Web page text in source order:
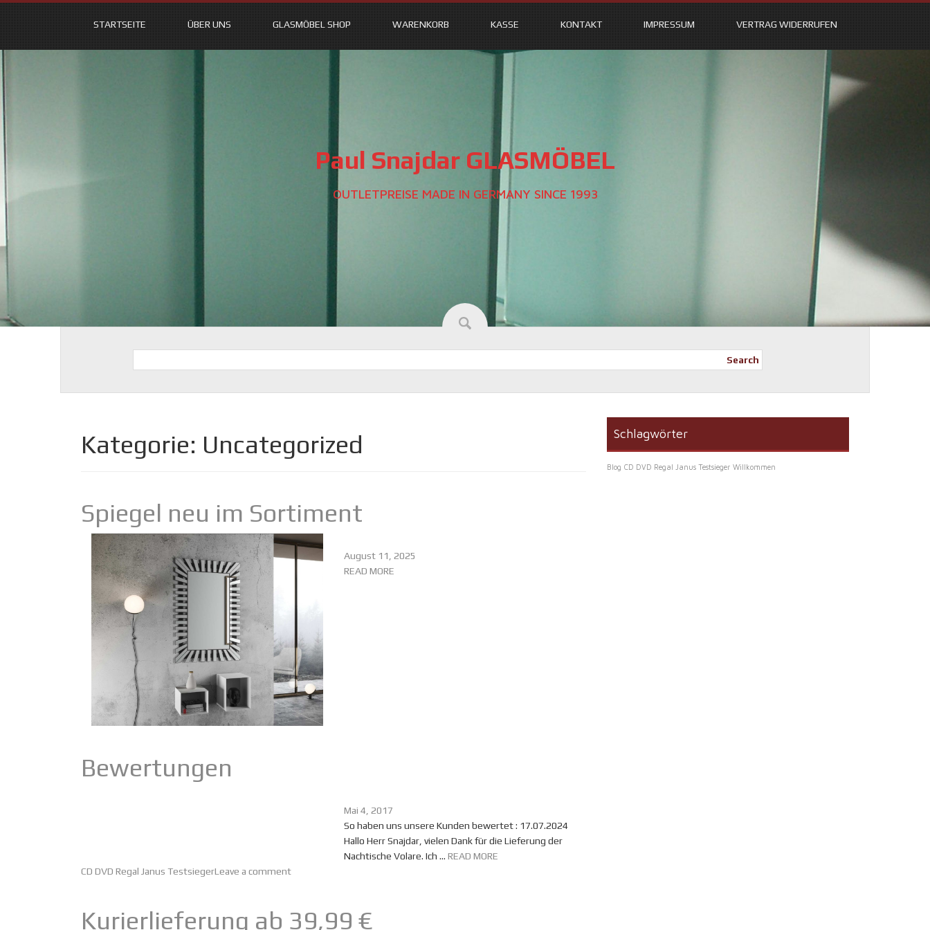
STARTSEITE ÜBER UNS GLASMÖBEL SHOP WARENKORB KASSE KONTAKT IMPRESSUM VERTRAG WIDERRUFEN
Paul Snajdar GLASMÖBEL
OUTLETPREISE MADE IN GERMANY SINCE 1993
Search
Kategorie: Uncategorized
Spiegel neu im Sortiment
August 11, 2025
READ MORE
Bewertungen
Mai 4, 2017
So haben uns unsere Kunden bewertet : 17.07.2024
Hallo Herr Snajdar, vielen Dank für die Lieferung der
Nachtische Volare. Ich ... READ MORE
CD DVD Regal Janus TestsiegerLeave a comment
Kurierlieferung ab 39,99 €
Schlagwörter
Blog CD DVD Regal Janus Testsieger Willkommen